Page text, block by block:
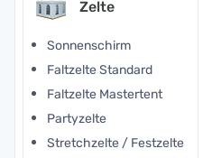
Zelte
Sonnenschirm
Faltzelte Standard
Faltzelte Mastertent
Partyzelte
Stretchzelte / Festzelte